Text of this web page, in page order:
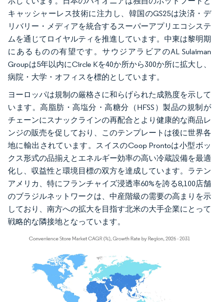
キャッシャーレス技術に注力し、韓国のGS25は決済・デ
リバリー・メディアを統合するスーパーアプリエコシステ
ムを通じてロイヤルティを推進しています。中東は黎明期
にあるものの有望です。サウジアラビアのAL Sulaiman
Groupは5年以内にCircle Kを40か所から300か所に拡大し、
病院・大学・オフィスを標的としています。
ヨーロッパは規制の厳格さに和らげられた成熟度を示して
います。高脂肪・高塩分・高糖分（HFSS）製品の規制が
チェーンにスナックラインの再配合とより健康的な商品レ
ンジの販売を促しており、このテンプレートは後に世界各
地に輸出されています。スイスのCoop Prontoは小型ボッ
クス形式の品揃えとエネルギー効率の高い冷蔵設備を最適
化し、収益性と環境目標の双方を達成しています。ラテン
アメリカ、特にフランチャイズ浸透率60%を誇る8,100店舗
のブラジルネットワークは、中産階級の需要の高まりを示
しており、南方への拡大を目指す北米の大手企業にとって
戦略的な隣接地となっています。